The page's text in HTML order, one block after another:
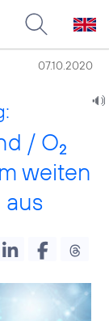
07.10.2020
/ O2
weiten